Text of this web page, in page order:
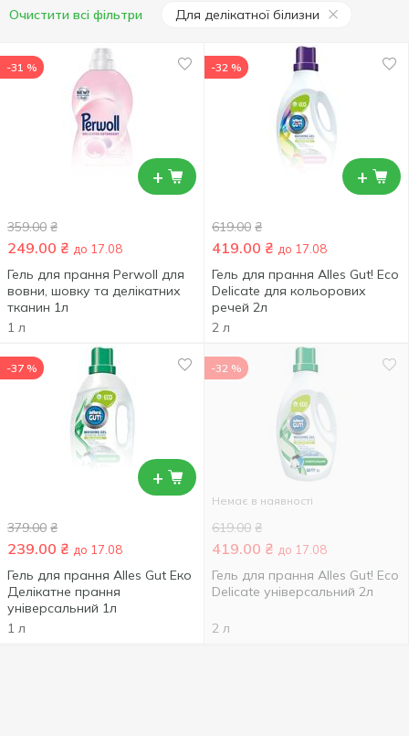
Очистити всі фільтри Для делікатної білизни
+
-31 %
359.00 ₴
249.00 ₴ до 17.08
Гель для прання Perwoll для
вовни, шовку та делікатних
тканин 1л
1 л
+
-32 %
619.00 ₴
419.00 ₴ до 17.08
Гель для прання Alles Gut! Eco
Delicate для кольорових
речей 2л
2 л
+
-37 %
379.00 ₴
239.00 ₴ до 17.08
Гель для прання Alles Gut Еко
Делікатне прання
універсальний 1л
1 л
-32 %
Немає в наявності
619.00 ₴
419.00 ₴ до 17.08
Гель для прання Alles Gut! Eco
Delicate універсальний 2л
2 л